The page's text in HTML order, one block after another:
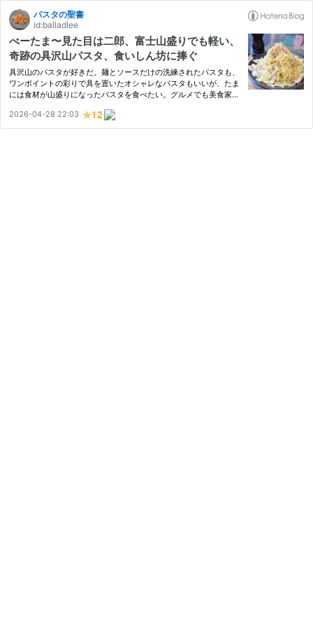
パスタの聖書
id:balladlee
べーたま〜見た目は二郎、富士山盛りでも軽い、
奇跡の具沢山パスタ、食いしん坊に捧ぐ
具沢山のパスタが好きだ。麺とソースだけの洗練されたパスタも、
ワンポイントの彩りで具を置いたオシャレなパスタもいいが、たま
には食材が山盛りになったパスタを食べたい。グルメでも美食家で
てくれるのが「べーたま」。ベーコンと玉ねぎとたまごのパスタ
の…
2026-04-28 22:03